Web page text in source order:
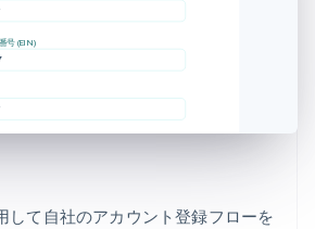
号 (EIN)
して自社のアカウント登録フローを